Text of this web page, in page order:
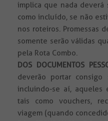
implica que nada
como incluído, se não
nos roteiros. Promessas
somente serão válidas
pela Rota Combo.
DOS DOCUMENTOS
deverão portar consigo
incluindo-se aí, aqueles
tais como vouchers,
viagem (quando